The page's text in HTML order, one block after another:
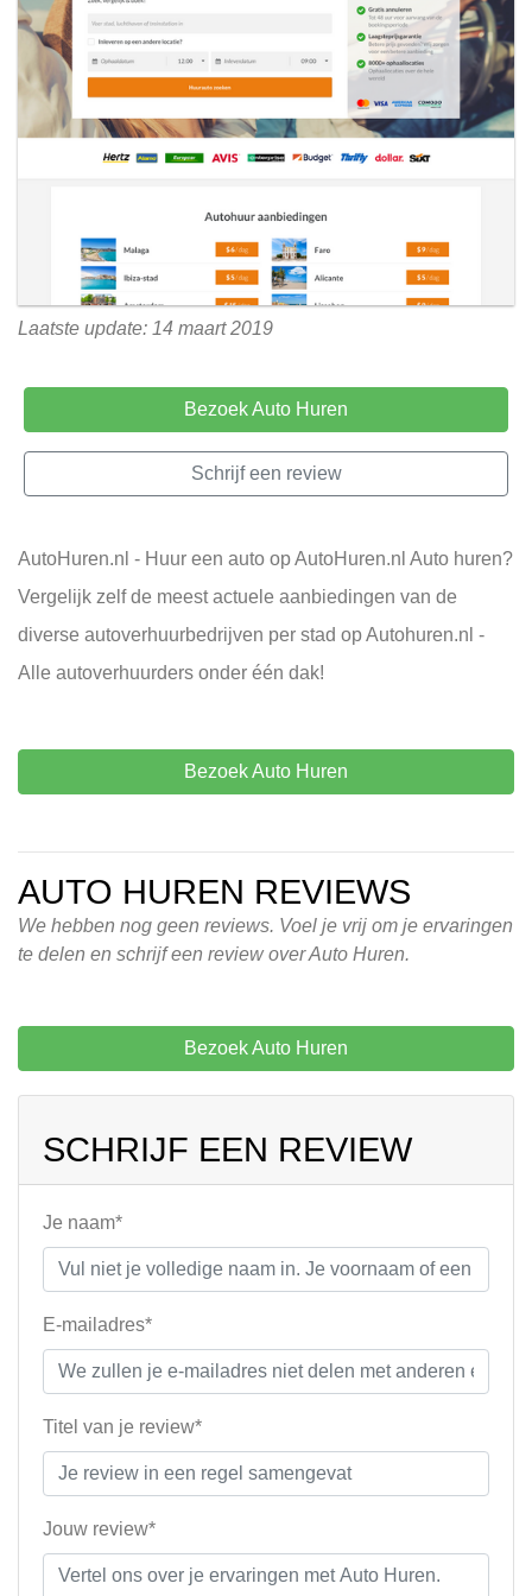
Laatste update: 14 maart 2019
Bezoek Auto Huren
Schrijf een review
AutoHuren.nl - Huur een auto op AutoHuren.nl Auto huren?
Vergelijk zelf de meest actuele aanbiedingen van de
diverse autoverhuurbedrijven per stad op Autohuren.nl -
Alle autoverhuurders onder één dak!
Bezoek Auto Huren
AUTO HUREN REVIEWS
We hebben nog geen reviews. Voel je vrij om je ervaringen
te delen en schrijf een review over Auto Huren.
Bezoek Auto Huren
SCHRIJF EEN REVIEW
Je naam*
E-mailadres*
Titel van je review*
Jouw review*